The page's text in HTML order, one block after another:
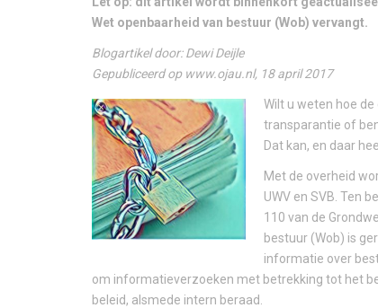
Wet openbaarheid van bestuur (Wob) vervangt.
Blogartikel door: Dewi Deijle
Gepubliceerd op www.ojau.nl, 18 april 2017
Wilt u weten hoe
transparantie of
Dat kan, en daar
Met de overheid
UWV en SVB. Ten
110 van de
bestuur (Wob) is
informatie over
om informatieverzoeken met betrekking tot het
beleid, alsmede intern beraad.